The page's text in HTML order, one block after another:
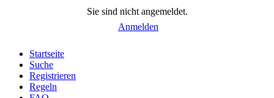
Sie sind nicht angemeldet.
Anmelden
Startseite
Suche
Registrieren
Regeln